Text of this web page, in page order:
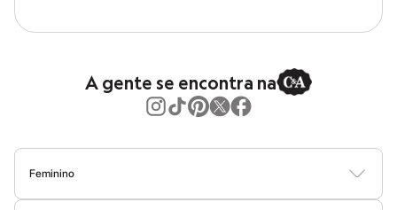
Camisetas e Regatas
Casacos e Jaquetas
Bolsas e Mochilas
Óculos
Relógios
Botas
A gente se encontra na
Feminino
BlusasCalçasVestidosSaiasCasacosModa PraiaModa Íntima